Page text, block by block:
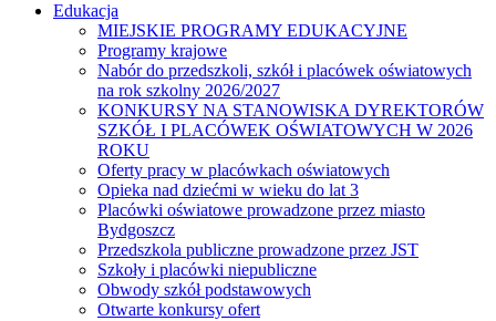
Edukacja
MIEJSKIE PROGRAMY EDUKACYJNE
Programy krajowe
Nabór do przedszkoli, szkół i placówek oświatowych
na rok szkolny 2026/2027
KONKURSY NA STANOWISKA DYREKTORÓW
SZKÓŁ I PLACÓWEK OŚWIATOWYCH W 2026
ROKU
Oferty pracy w placówkach oświatowych
Opieka nad dziećmi w wieku do lat 3
Placówki oświatowe prowadzone przez miasto
Bydgoszcz
Przedszkola publiczne prowadzone przez JST
Szkoły i placówki niepubliczne
Obwody szkół podstawowych
Otwarte konkursy ofert